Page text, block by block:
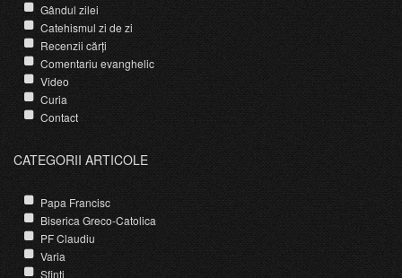
Gândul zilei
Catehismul zi de zi
Recenzii cărți
Comentariu evanghelic
Video
Curia
Contact
CATEGORII ARTICOLE
Papa Francisc
Biserica Greco-Catolica
PF Claudiu
Varia
Sfinti